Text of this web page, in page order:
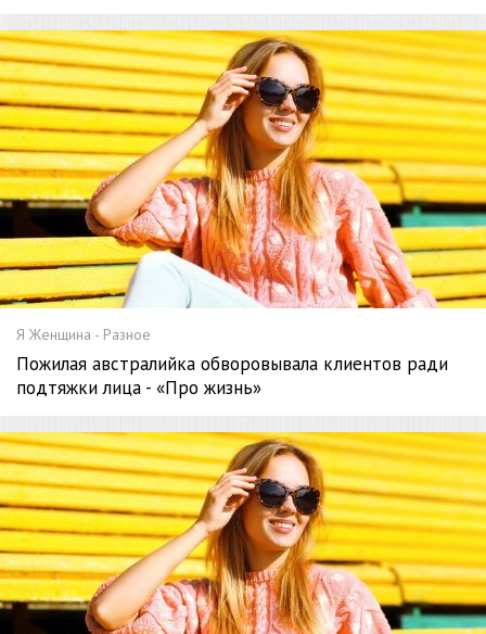
Я Женщина - Разное
Пожилая австралийка обворовывала клиентов ради
подтяжки лица - «Про жизнь»